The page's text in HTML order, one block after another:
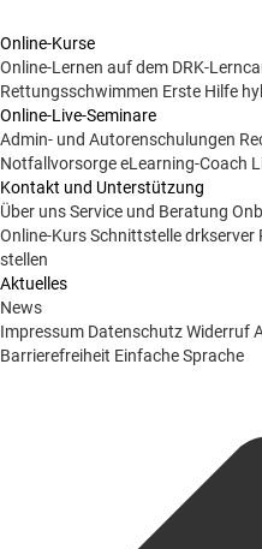
Online-Kurse
Online-Lernen auf dem DRK-
Rettungsschwimmen Erste Hilfe
Online-Live-Seminare
Admin- und Autorenschulungen
NotfallvorsorgeeLearning-Coach
Kontakt und Unterstützung
Über unsService und Beratung
Online-KursSchnittstelle drkserver
stellen
Aktuelles
News
Impressum DatenschutzWiderruf
Barrierefreiheit Einfache Sprache